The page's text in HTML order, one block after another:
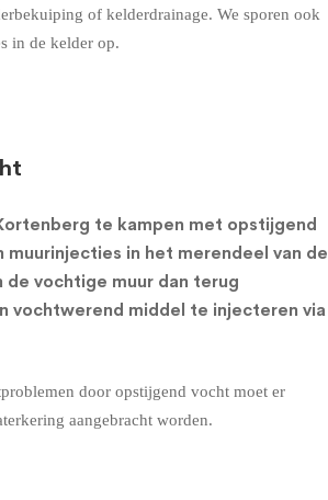
of kelderdrainage. We sporen ook
in de kelder op.
te kampen met opstijgend
muurinjecties in het merendeel van de
de vochtige muur dan terug
vochtwerend middel te injecteren via
door opstijgend vocht moet er
aangebracht worden.